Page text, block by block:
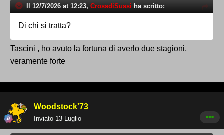
Il 12/7/2026 at 12:23, CrossdiSussi ha scritto:
Di chi si tratta?
Tascini , ho avuto la fortuna di averlo due stagioni,
veramente forte
Woodstock'73
Inviato 13 Luglio